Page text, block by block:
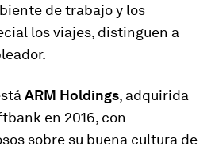
de trabajo y los
los viajes, distinguen a
ARM Holdings, adquirida
en 2016, con
sobre su buena cultura de